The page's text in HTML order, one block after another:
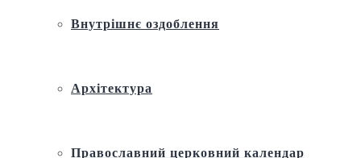
Внутрішнє оздоблення
Архітектура
Православний церковний календар